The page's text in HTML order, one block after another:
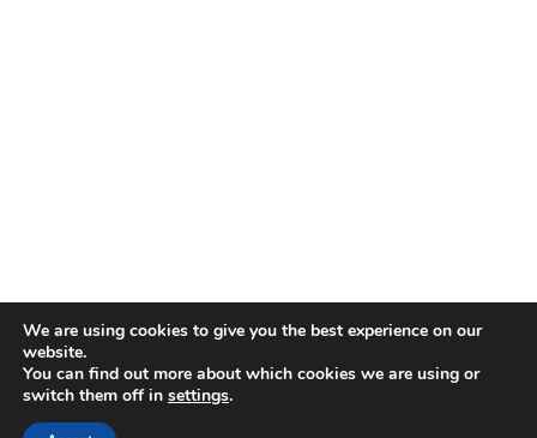
We are using cookies to give you the best experience on our
website.
You can find out more about which cookies we are using or
switch them off in settings.